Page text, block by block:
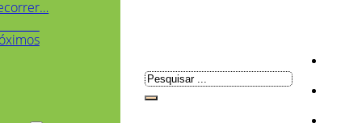
Pesquisar